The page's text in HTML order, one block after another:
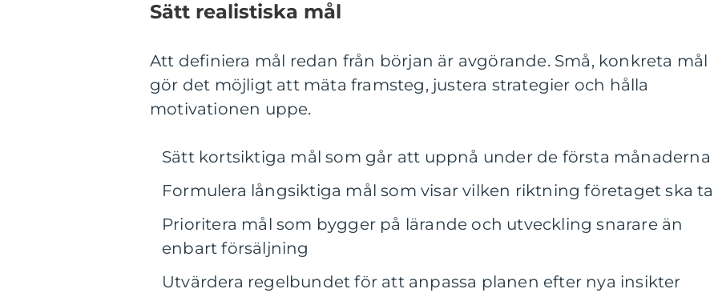
Sätt realistiska mål
Att definiera mål redan från början är avgörande. Små, konkreta mål
gör det möjligt att mäta framsteg, justera strategier och hålla
motivationen uppe.
Sätt kortsiktiga mål som går att uppnå under de första månaderna
Formulera långsiktiga mål som visar vilken riktning företaget ska ta
Prioritera mål som bygger på lärande och utveckling snarare än
enbart försäljning
Utvärdera regelbundet för att anpassa planen efter nya insikter